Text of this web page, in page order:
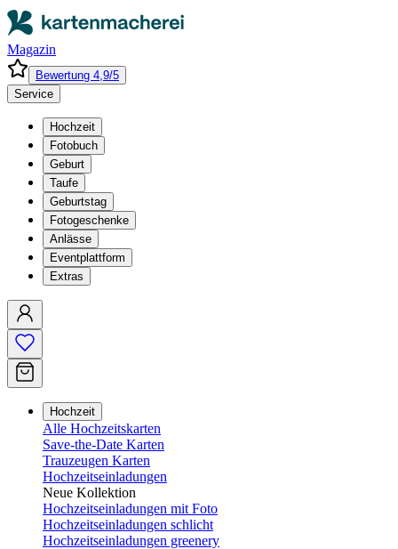
Magazin
Bewertung 4,9/5
Service
Hochzeit
Fotobuch
Geburt
Taufe
Geburtstag
Fotogeschenke
Anlässe
Eventplattform
Extras
Hochzeit
Alle Hochzeitskarten
Save-the-Date Karten
Trauzeugen Karten
Hochzeitseinladungen
Neue Kollektion
Hochzeitseinladungen mit Foto
Hochzeitseinladungen schlicht
Hochzeitseinladungen greenery